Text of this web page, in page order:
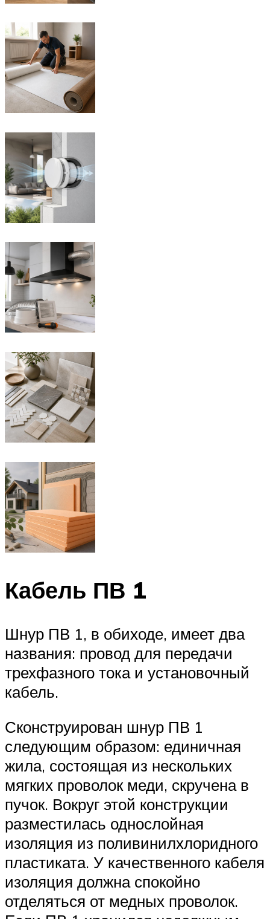
Кабель ПВ 1
Шнур ПВ 1, в обиходе, имеет два
названия: провод для передачи
трехфазного тока и установочный
кабель.
Сконструирован шнур ПВ 1
следующим образом: единичная
жила, состоящая из нескольких
мягких проволок меди, скручена в
пучок. Вокруг этой конструкции
разместилась однослойная
изоляция из поливинилхлоридного
пластиката. У качественного кабеля
изоляция должна спокойно
отделяться от медных проволок.